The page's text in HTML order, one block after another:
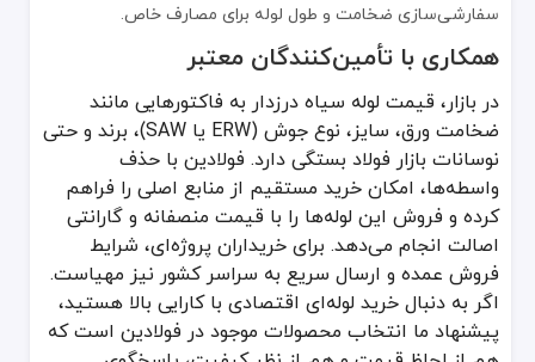
سفارشی‌سازی ضخامت و طول لوله برای مصارف خاص.
همکاری با تأمین‌کنندگان معتبر
در بازار، قیمت لوله سیاه درزدار به فاکتورهایی مانند
ضخامت ورق، سایز، نوع جوش (ERW یا SAW)، برند و حتی
نوسانات بازار فولاد بستگی دارد. فولادین با حذف
واسطه‌ها، امکان خرید مستقیم از منابع اصلی را فراهم
کرده و فروش این لوله‌ها را با قیمت منصفانه و گارانتی
اصالت انجام می‌دهد. برای خریداران پروژه‌ای، شرایط
فروش عمده و ارسال سریع به سراسر کشور نیز مهیاست.
اگر به دنبال خرید لوله‌ای اقتصادی با کارایی بالا هستید،
پیشنهاد ما انتخاب محصولات موجود در فولادین است که